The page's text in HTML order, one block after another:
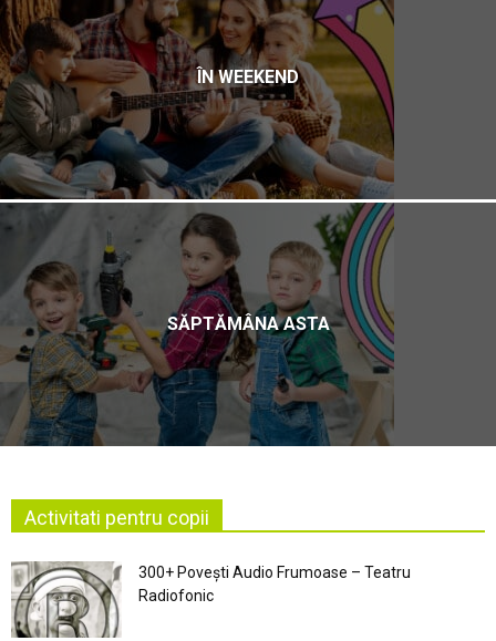
ÎN WEEKEND
SĂPTĂMÂNA ASTA
Activitati pentru copii
300+ Povești Audio Frumoase – Teatru
Radiofonic